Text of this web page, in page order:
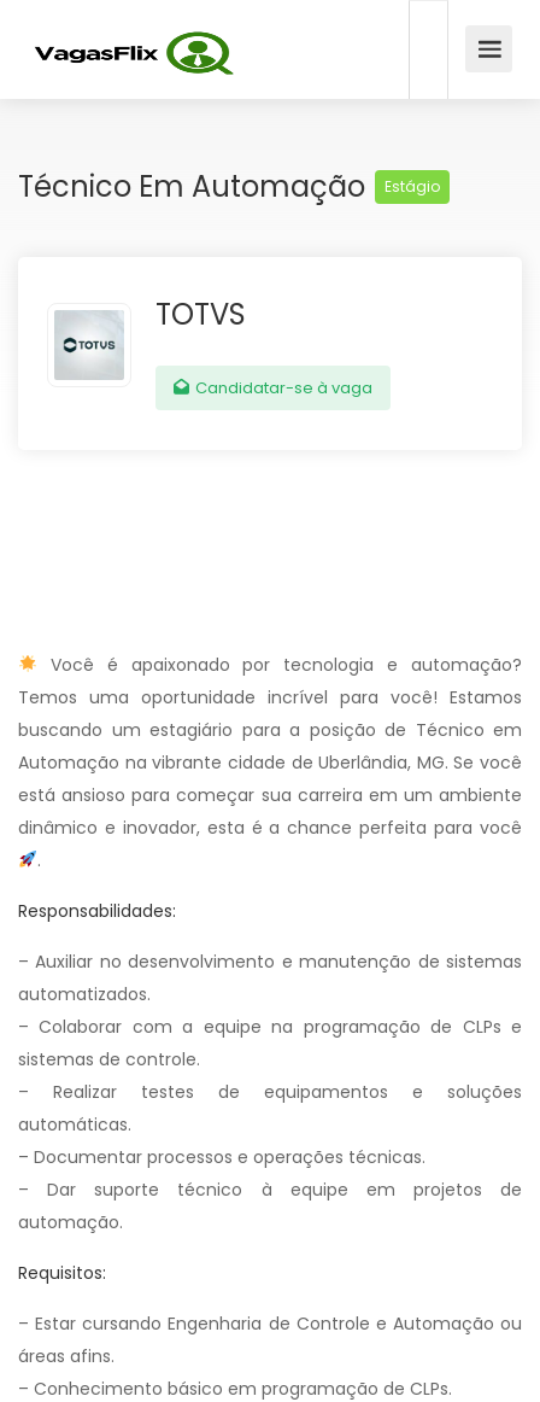
Técnico Em Automação Estágio
TOTVS
Candidatar-se à vaga
Você é apaixonado por tecnologia e automação?
Temos uma oportunidade incrível para você! Estamos
buscando um estagiário para a posição de Técnico em
Automação na vibrante cidade de Uberlândia, MG. Se você
está ansioso para começar sua carreira em um ambiente
dinâmico e inovador, esta é a chance perfeita para você
.
Responsabilidades:
– Auxiliar no desenvolvimento e manutenção de sistemas
automatizados.
– Colaborar com a equipe na programação de CLPs e
sistemas de controle.
– Realizar testes de equipamentos e soluções
automáticas.
– Documentar processos e operações técnicas.
– Dar suporte técnico à equipe em projetos de
automação.
Requisitos:
– Estar cursando Engenharia de Controle e Automação ou
áreas afins.
– Conhecimento básico em programação de CLPs.